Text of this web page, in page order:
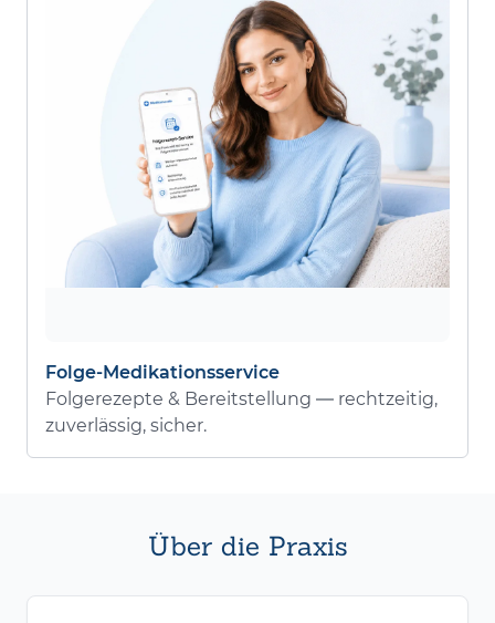
Folge-Medikationsservice
Folgerezepte & Bereitstellung — rechtzeitig,
zuverlässig, sicher.
Über die Praxis